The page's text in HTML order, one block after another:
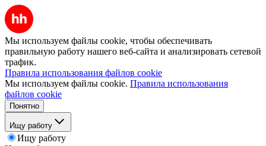
Мы используем файлы cookie, чтобы обеспечивать
правильную работу нашего веб-сайта и анализировать сетевой
трафик.
Правила использования файлов cookie
Мы используем файлы cookie. Правила использования
файлов cookie
Понятно
Ищу работу
Ищу работу